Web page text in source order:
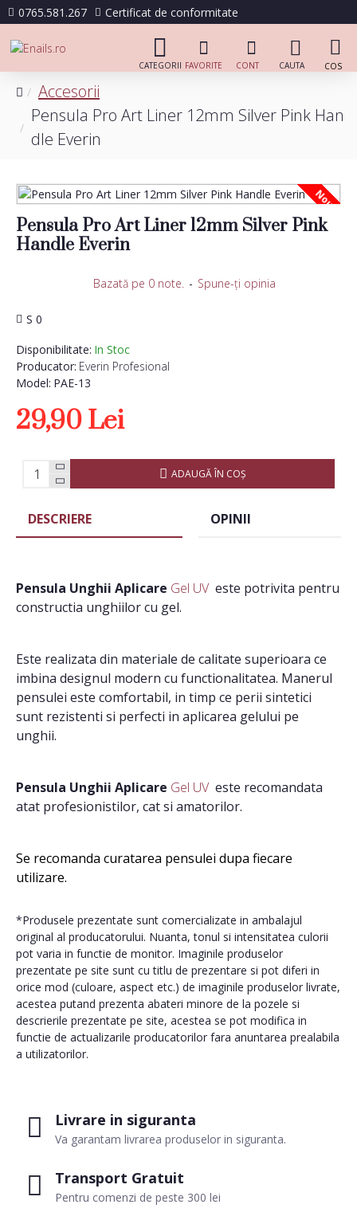
0765.581.267 Certificat de conformitate
Accesorii
Pensula Pro Art Liner 12mm Silver Pink Han
dle Everin
Nou
Pensula Pro Art Liner 12mm Silver Pink
Handle Everin
Disponibilitate: In Stoc
Producator: Everin Profesional
Model: PAE-13
S 0
Bazată pe 0 note. - Spune-ţi opinia
29,90 Lei
ADAUGĂ ÎN COŞ
Livrare in siguranta
Va garantam livrarea produselor in siguranta.
Transport Gratuit
Pentru comenzi de peste 300 lei
DESCRIERE OPINII
Pensula Unghii Aplicare Gel UV este potrivita pentru
constructia unghiilor cu gel.
Este realizata din materiale de calitate superioara ce
imbina designul modern cu functionalitatea. Manerul
pensulei este comfortabil, in timp ce perii sintetici
sunt rezistenti si perfecti in aplicarea gelului pe
unghii.
Pensula Unghii Aplicare Gel UV este recomandata
atat profesionistilor, cat si amatorilor.
Se recomanda curatarea pensulei dupa fiecare
utilizare.
*Produsele prezentate sunt comercializate in ambalajul
original al producatorului. Nuanta, tonul si intensitatea culorii
pot varia in functie de monitor. Imaginile produselor
prezentate pe site sunt cu titlu de prezentare si pot diferi in
orice mod (culoare, aspect etc.) de imaginile produselor livrate,
acestea putand prezenta abateri minore de la pozele si
descrierile prezentate pe site, acestea se pot modifica in
functie de actualizarile producatorilor fara anuntarea prealabila
a utilizatorilor.